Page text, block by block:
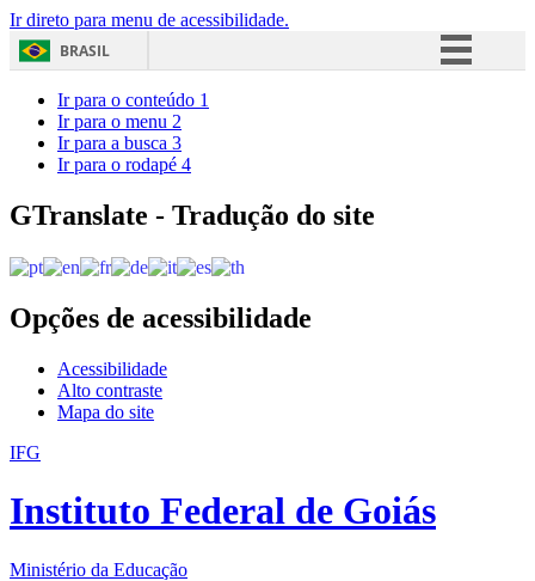
Ir direto para menu de acessibilidade.
BRASIL
Acesso à informação
Ir para o conteúdo 1
Ir para o menu 2
Ir para a busca 3
Ir para o rodapé 4
GTranslate - Tradução do site
Opções de acessibilidade
Acessibilidade
Alto contraste
Mapa do site
IFG
Instituto Federal de Goiás
Ministério da Educação